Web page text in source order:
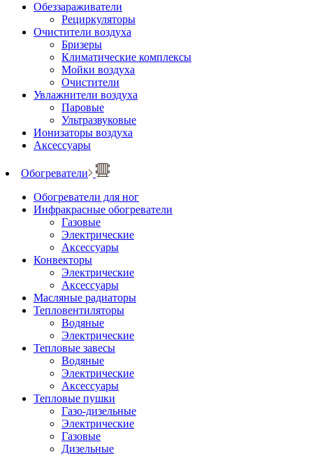
Обеззараживатели
Рециркуляторы
Очистители воздуха
Бризеры
Климатические комплексы
Мойки воздуха
Очистители
Увлажнители воздуха
Паровые
Ультразвуковые
Ионизаторы воздуха
Аксессуары
Обогреватели
Обогреватели для ног
Инфракрасные обогреватели
Газовые
Электрические
Аксессуары
Конвекторы
Электрические
Аксессуары
Масляные радиаторы
Тепловентиляторы
Водяные
Электрические
Тепловые завесы
Водяные
Электрические
Аксессуары
Тепловые пушки
Газо-дизельные
Электрические
Газовые
Дизельные